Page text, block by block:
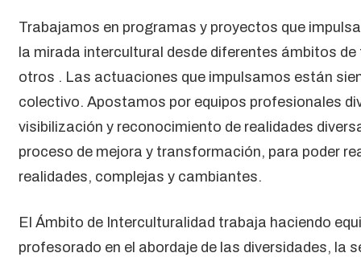
Trabajamos en programas y proyectos que
la mirada intercultural desde diferentes ámbitos
otros . Las actuaciones que impulsamos están
colectivo. Apostamos por equipos profesionales
visibilización y reconocimiento de realidades
proceso de mejora y transformación, para poder
realidades, complejas y cambiantes.
El Ámbito de Interculturalidad trabaja haciendo
profesorado en el abordaje de las diversidades, la